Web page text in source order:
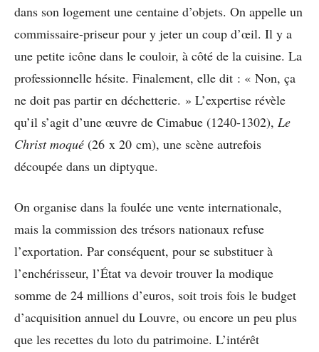
dans son logement une centaine d’objets. On appelle un
commissaire-priseur pour y jeter un coup d’œil. Il y a
une petite icône dans le couloir, à côté de la cuisine. La
professionnelle hésite. Finalement, elle dit : « Non, ça
ne doit pas partir en déchetterie. » L’expertise révèle
qu’il s’agit d’une œuvre de Cimabue (1240-1302), Le
Christ moqué (26 x 20 cm), une scène autrefois
découpée dans un diptyque.
On organise dans la foulée une vente internationale,
mais la commission des trésors nationaux refuse
l’exportation. Par conséquent, pour se substituer à
l’enchérisseur, l’État va devoir trouver la modique
somme de 24 millions d’euros, soit trois fois le budget
d’acquisition annuel du Louvre, ou encore un peu plus
que les recettes du loto du patrimoine. L’intérêt